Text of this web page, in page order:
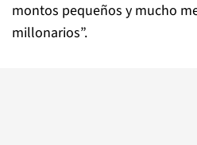
montos pequeños y mucho
millonarios”.